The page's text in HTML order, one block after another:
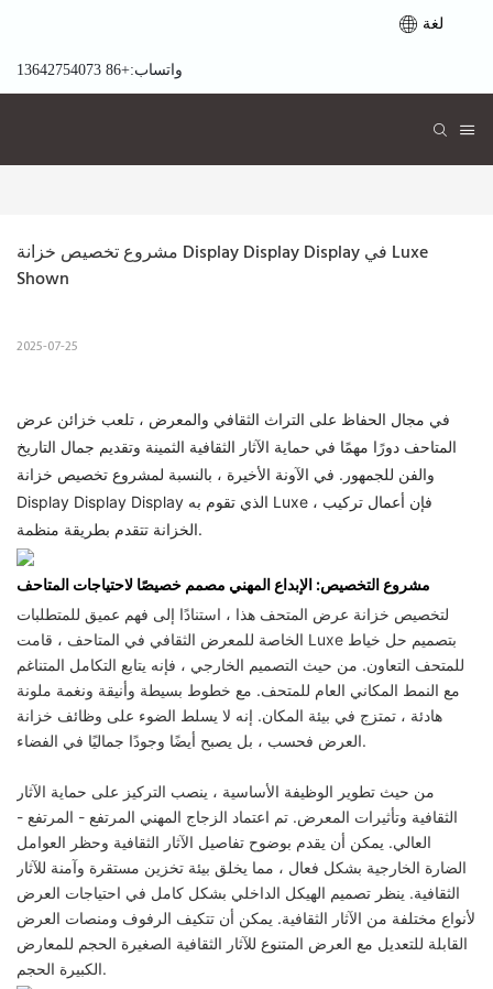
لغة
واتساب:+86 13642754073
مشروع تخصيص خزانة Display Display Display في Luxe
Shown
2025-07-25
في مجال الحفاظ على التراث الثقافي والمعرض ، تلعب خزائن عرض
المتاحف دورًا مهمًا في حماية الآثار الثقافية الثمينة وتقديم جمال التاريخ
والفن للجمهور. في الآونة الأخيرة ، بالنسبة لمشروع تخصيص خزانة
Display Display Display الذي تقوم به Luxe ، فإن أعمال تركيب
الخزانة تتقدم بطريقة منظمة.
مشروع التخصيص: الإبداع المهني مصمم خصيصًا لاحتياجات المتاحف
لتخصيص خزانة عرض المتحف هذا ، استنادًا إلى فهم عميق للمتطلبات
الخاصة للمعرض الثقافي في المتاحف ، قامت Luxe بتصميم حل خياط
للمتحف التعاون. من حيث التصميم الخارجي ، فإنه يتابع التكامل المتناغم
مع النمط المكاني العام للمتحف. مع خطوط بسيطة وأنيقة ونغمة ملونة
هادئة ، تمتزج في بيئة المكان. إنه لا يسلط الضوء على وظائف خزانة
العرض فحسب ، بل يصبح أيضًا وجودًا جماليًا في الفضاء.
من حيث تطوير الوظيفة الأساسية ، ينصب التركيز على حماية الآثار
الثقافية وتأثيرات المعرض. تم اعتماد الزجاج المهني المرتفع - المرتفع -
العالي. يمكن أن يقدم بوضوح تفاصيل الآثار الثقافية وحظر العوامل
الضارة الخارجية بشكل فعال ، مما يخلق بيئة تخزين مستقرة وآمنة للآثار
الثقافية. ينظر تصميم الهيكل الداخلي بشكل كامل في احتياجات العرض
لأنواع مختلفة من الآثار الثقافية. يمكن أن تتكيف الرفوف ومنصات العرض
القابلة للتعديل مع العرض المتنوع للآثار الثقافية الصغيرة الحجم للمعارض
الكبيرة الحجم.